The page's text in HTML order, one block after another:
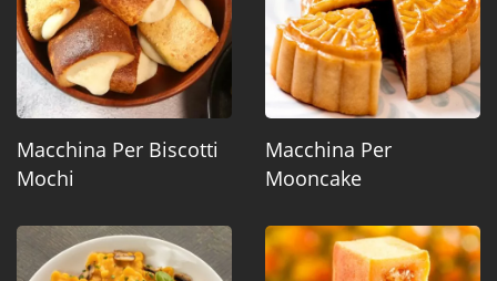
Macchina Per Biscotti
Mochi
Macchina Per
Mooncake